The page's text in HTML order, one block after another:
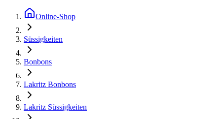
Online-Shop
Süssigkeiten
Bonbons
Lakritz Bonbons
Lakritz Süssigkeiten